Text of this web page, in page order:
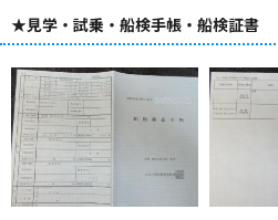
★見学・試乗・船検手帳・船検証書